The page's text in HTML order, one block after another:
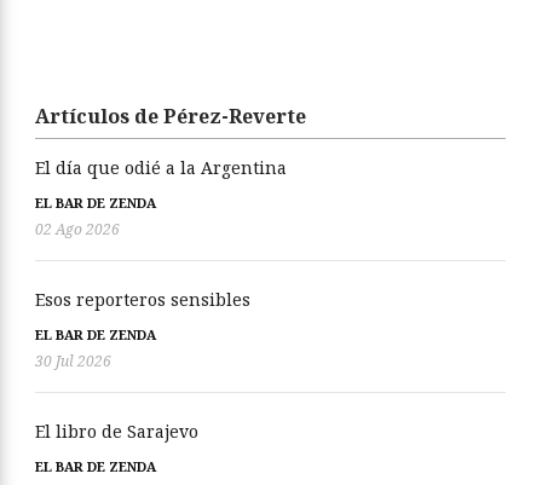
Artículos de Pérez-Reverte
El día que odié a la Argentina
EL BAR DE ZENDA
02 Ago 2026
Esos reporteros sensibles
EL BAR DE ZENDA
30 Jul 2026
El libro de Sarajevo
EL BAR DE ZENDA